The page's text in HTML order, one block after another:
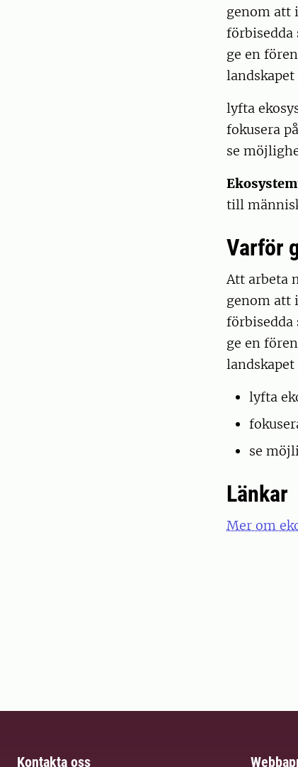
genom att
förbisedda
ge en
lyfta
fokusera
se
till
Varför
Att arbeta
genom att
förbisedda
ge en
lyfta
se
Länkar
Mer om
Kontakta oss